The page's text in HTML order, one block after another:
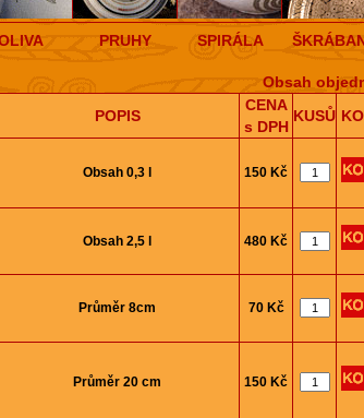
PRUHY SPIRÁLA
Obsah
POPIS
CENA
s DPH
KUSŮ
Obsah 0,3 l 150 Kč
Obsah 2,5 l 480 Kč
Průměr 8cm 70 Kč
Průměr 20 cm 150 Kč